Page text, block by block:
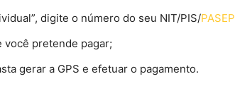
digite o número do seu NIT/PIS/PASEP
você pretende pagar;
gerar a GPS e efetuar o pagamento.